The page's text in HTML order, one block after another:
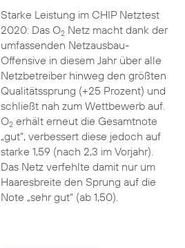
Starke Leistung im CHIP Netztest
2020: Das O2Netz macht dank der
umfassenden Netzausbau-
Offensive in diesem Jahr über alle
Netzbetreiber hinweg den größten
Qualitätssprung (+25 Prozent) und
schließt nah zum Wettbewerb auf.
O2erhält erneut die Gesamtnote
„gut“, verbessert diese jedoch auf
starke 1,59 (nach 2,3 im Vorjahr).
Das Netz verfehlte damit nur um
Haaresbreite den Sprung auf die
Note „sehr gut“ (ab 1,50).